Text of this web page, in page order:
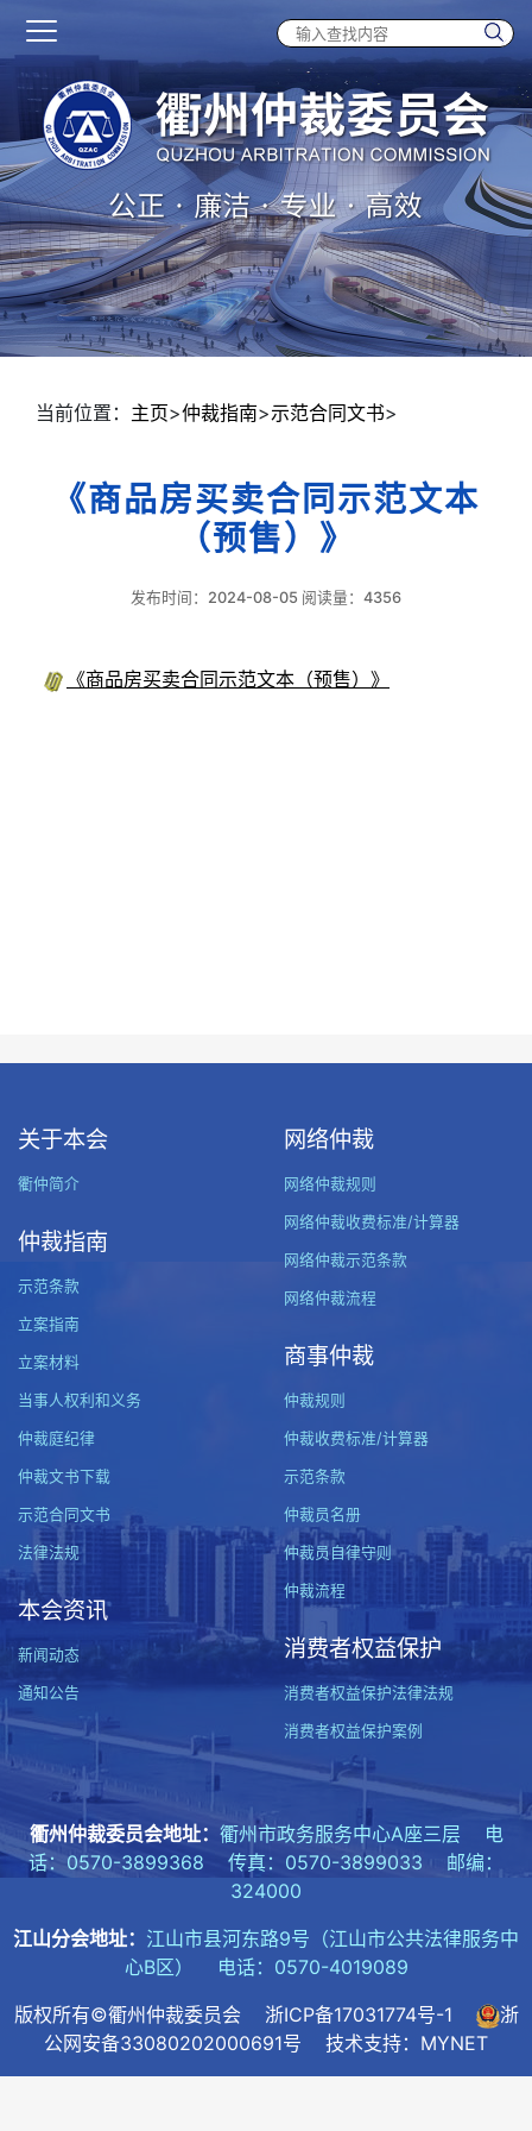
当前位置： 主页>仲裁指南>示范合同文书>
《商品房买卖合同示范文本
（预售）》
发布时间：2024-08-05 阅读量：4356
《商品房买卖合同示范文本（预售）》
关于本会
衢仲简介
仲裁指南
示范条款
立案指南
立案材料
当事人权利和义务
仲裁庭纪律
仲裁文书下载
示范合同文书
法律法规
本会资讯
新闻动态
通知公告
网络仲裁
网络仲裁规则
网络仲裁收费标准/计算器
网络仲裁示范条款
网络仲裁流程
商事仲裁
仲裁规则
仲裁收费标准/计算器
示范条款
仲裁员名册
仲裁员自律守则
仲裁流程
消费者权益保护
消费者权益保护法律法规
消费者权益保护案例
衢州仲裁委员会地址： 衢州市政务服务中心A座三层 电
话：0570-3899368 传真：0570-3899033 邮编：
324000
江山分会地址： 江山市县河东路9号（江山市公共法律服务中
心B区） 电话：0570-4019089
版权所有©衢州仲裁委员会 浙ICP备17031774号-1
浙
公网安备33080202000691号 技术支持：MYNET